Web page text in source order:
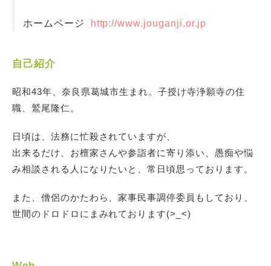
ホームページ http://www.jouganji.or.jp
自己紹介
昭和43年、奈良県葛城市生まれ。子授け寺浄願寺の住
職、鷲尾隆仁。
日頃は、法務に忙殺されていますが、
出来るだけ、お檀家さんや参詣者に寄り添い、愚痴や悩
み相談される人になりたいと、常日頃思っております。
また、僧侶のかたわら、家事民事調停委員もしており、
世間のドロドロにまみれております(>_<)